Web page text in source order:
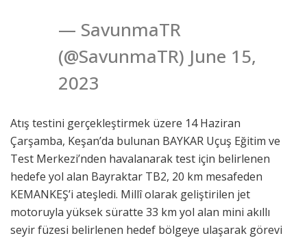
— SavunmaTR
(@SavunmaTR) June 15,
2023
Atış testini gerçekleştirmek üzere 14 Haziran
Çarşamba, Keşan’da bulunan BAYKAR Uçuş Eğitim ve
Test Merkezi’nden havalanarak test için belirlenen
hedefe yol alan Bayraktar TB2, 20 km mesafeden
KEMANKEŞ’i ateşledi. Millî olarak geliştirilen jet
motoruyla yüksek süratte 33 km yol alan mini akıllı
seyir füzesi belirlenen hedef bölgeye ulaşarak görevi